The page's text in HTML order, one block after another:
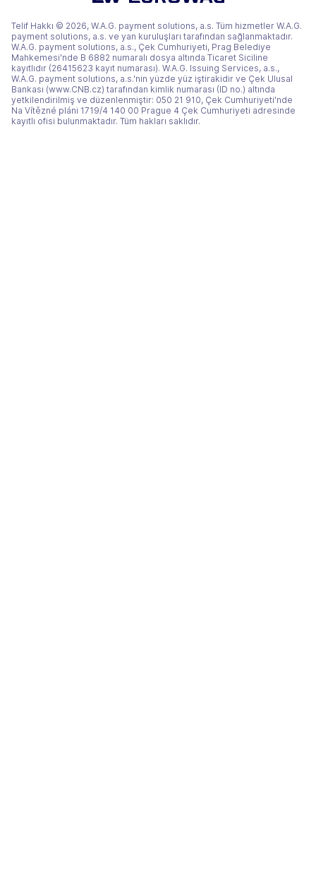
Telif Hakkı © 2026, W.A.G. payment solutions, a.s. Tüm hizmetler W.A.G.
payment solutions, a.s. ve yan kuruluşları tarafından sağlanmaktadır.
W.A.G. payment solutions, a.s., Çek Cumhuriyeti, Prag Belediye
Mahkemesi'nde B 6882 numaralı dosya altında Ticaret Siciline
kayıtlıdır (26415623 kayıt numarası). W.A.G. Issuing Services, a.s.,
W.A.G. payment solutions, a.s.'nin yüzde yüz iştirakidir ve Çek Ulusal
Bankası (www.CNB.cz) tarafından kimlik numarası (ID no.) altında
yetkilendirilmiş ve düzenlenmiştir: 050 21 910, Çek Cumhuriyeti'nde
Na Vítězné pláni 1719/4 140 00 Prague 4 Çek Cumhuriyeti adresinde
kayıtlı ofisi bulunmaktadır. Tüm hakları saklıdır.